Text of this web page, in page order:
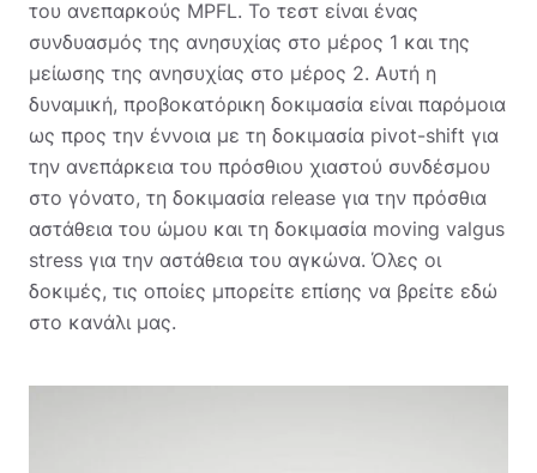
του ανεπαρκούς MPFL. Το τεστ είναι ένας
συνδυασμός της ανησυχίας στο μέρος 1 και της
μείωσης της ανησυχίας στο μέρος 2. Αυτή η
δυναμική, προβοκατόρικη δοκιμασία είναι παρόμοια
ως προς την έννοια με τη δοκιμασία pivot-shift για
την ανεπάρκεια του πρόσθιου χιαστού συνδέσμου
στο γόνατο, τη δοκιμασία release για την πρόσθια
αστάθεια του ώμου και τη δοκιμασία moving valgus
stress για την αστάθεια του αγκώνα. Όλες οι
δοκιμές, τις οποίες μπορείτε επίσης να βρείτε εδώ
στο κανάλι μας.